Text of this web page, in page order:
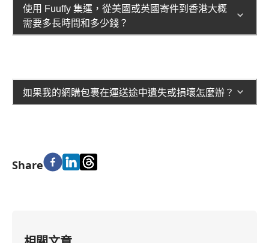
使用 Fuuffy 集運，從美國或英國寄件到香港大概
需要多長時間和多少錢？
如果我的網購包裹在運送途中遺失或損壞怎麼辦？
Share